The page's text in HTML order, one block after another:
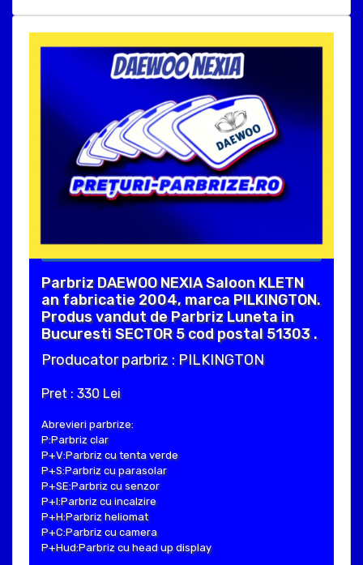
Parbriz DAEWOO NEXIA Saloon KLETN
an fabricatie 2004, marca PILKINGTON.
Produs vandut de Parbriz Luneta in
Bucuresti SECTOR 5 cod postal 51303 .
Producator parbriz : PILKINGTON
Pret : 330 Lei
Abrevieri parbrize:
P:Parbriz clar
P+V:Parbriz cu tenta verde
P+S:Parbriz cu parasolar
P+SE:Parbriz cu senzor
P+I:Parbriz cu incalzire
P+H:Parbriz heliomat
P+C:Parbriz cu camera
P+Hud:Parbriz cu head up display